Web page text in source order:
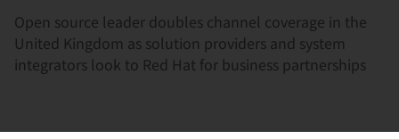
Open source leader doubles channel coverage in the
United Kingdom as solution providers and system
integrators look to Red Hat for business partnerships